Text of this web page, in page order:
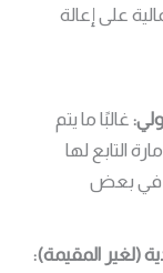
على إعالة
غالبًا ما يتم
التابع لها
في بعض
(لغير المقيمة):